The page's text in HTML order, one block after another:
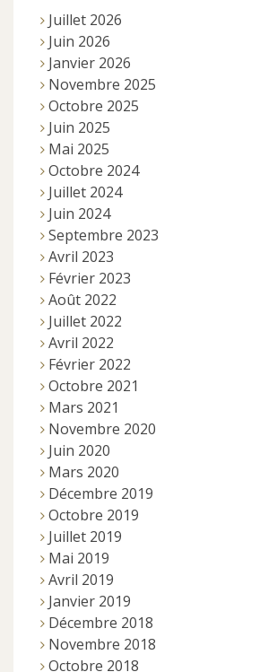
Juillet 2026
Juin 2026
Janvier 2026
Novembre 2025
Octobre 2025
Juin 2025
Mai 2025
Octobre 2024
Juillet 2024
Juin 2024
Septembre 2023
Avril 2023
Février 2023
Août 2022
Juillet 2022
Avril 2022
Février 2022
Octobre 2021
Mars 2021
Novembre 2020
Juin 2020
Mars 2020
Décembre 2019
Octobre 2019
Juillet 2019
Mai 2019
Avril 2019
Janvier 2019
Décembre 2018
Novembre 2018
Octobre 2018